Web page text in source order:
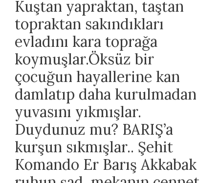
Kuştan yapraktan, taştan
topraktan sakındıkları
evladını kara toprağa
koymuşlar.Öksüz bir
çocuğun hayallerine kan
damlatıp daha kurulmadan
yuvasını yıkmışlar.
Duydunuz mu? BARIŞ’a
kurşun sıkmışlar.. Şehit
Komando Er Barış Akkabak